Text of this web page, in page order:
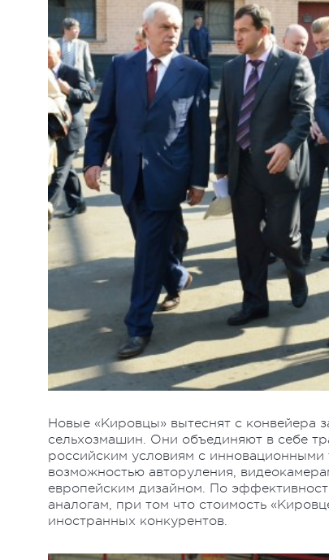
Новые «Кировцы» вытеснят с конвейера
сельхозмашин. Они объединяют в себе
российским условиям с
возможностью авторуления,
европейским дизайном. По
аналогам, при том что стоимость
иностранных конкурентов.